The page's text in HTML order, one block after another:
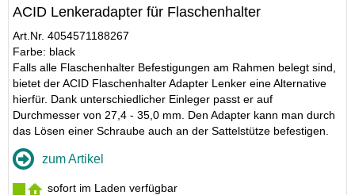
ACID Lenkeradapter für Flaschenhalter
Art.Nr. 4054571188267
Farbe: black
Falls alle Flaschenhalter Befestigungen am Rahmen belegt sind,
bietet der ACID Flaschenhalter Adapter Lenker eine Alternative
hierfür. Dank unterschiedlicher Einleger passt er auf
Durchmesser von 27,4 - 35,0 mm. Den Adapter kann man durch
das Lösen einer Schraube auch an der Sattelstütze befestigen.
zum Artikel
sofort im Laden verfügbar